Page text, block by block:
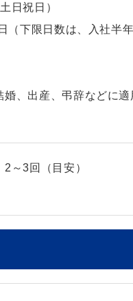
日祝日）
（下限日数は、入社半
婚、出産、弔辞などに
～3回（目安）